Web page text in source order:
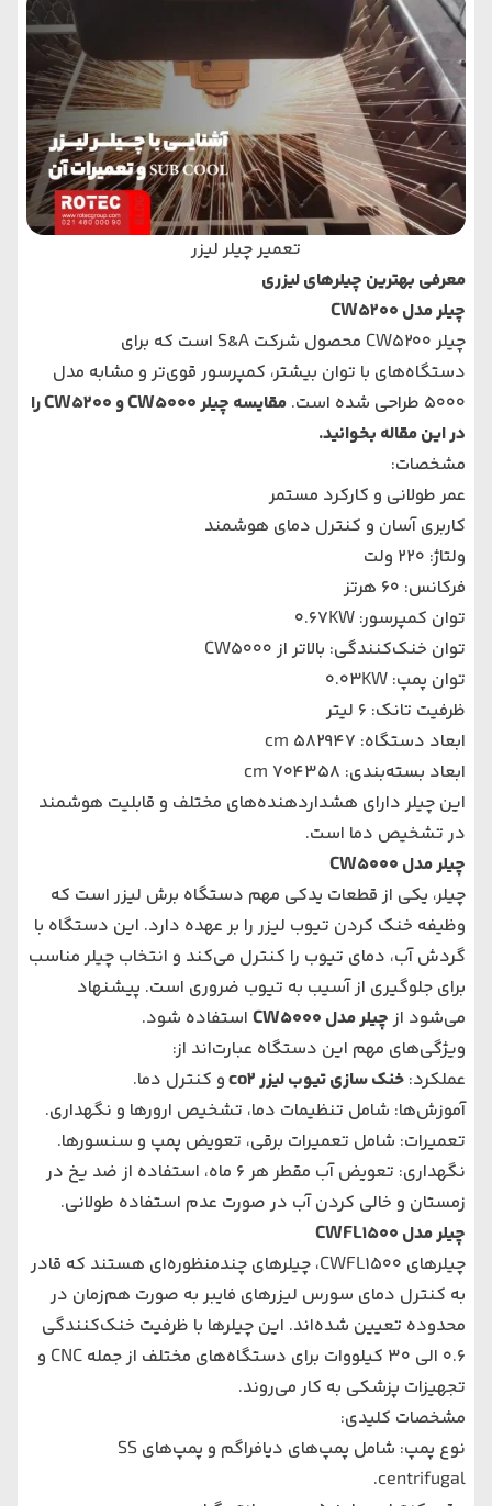
تعمیر چیلر لیزر
معرفی بهترین چیلرهای لیزری
چیلر مدل CW5200
چیلر CW5200 محصول شرکت S&A است که برای
دستگاه‌های با توان بیشتر، کمپرسور قوی‌تر و مشابه مدل
5000 طراحی شده است.
مقایسه چیلر CW5000 و CW5200 را
در این مقاله بخوانید.
مشخصات:
عمر طولانی و کارکرد مستمر
کاربری آسان و کنترل دمای هوشمند
ولتاژ: 220 ولت
فرکانس: 60 هرتز
توان کمپرسور: 0.67KW
توان خنک‌کنندگی: بالاتر از CW5000
توان پمپ: 0.03KW
ظرفیت تانک: 6 لیتر
ابعاد دستگاه: 582947 cm
ابعاد بسته‌بندی: 704358 cm
این چیلر دارای هشداردهنده‌های مختلف و قابلیت هوشمند
در تشخیص دما است.
چیلر مدل CW5000
چیلر، یکی از قطعات یدکی مهم دستگاه برش لیزر است که
وظیفه خنک کردن تیوب لیزر را بر عهده دارد. این دستگاه با
گردش آب، دمای تیوب را کنترل می‌کند و انتخاب چیلر مناسب
برای جلوگیری از آسیب به تیوب ضروری است. پیشنهاد
می‌شود ازچیلر مدل CW5000
استفاده شود.
ویژگی‌های مهم این دستگاه عبارت‌اند از:
عملکرد: خنک‌ سازیتیوب لیزر co2
و کنترل دما.
آموزش‌ها: شامل تنظیمات دما، تشخیص ارورها و نگهداری.
تعمیرات: شامل تعمیرات برقی، تعویض پمپ و سنسورها.
نگهداری: تعویض آب مقطر هر 6 ماه، استفاده از ضد یخ در
زمستان و خالی کردن آب در صورت عدم استفاده طولانی.
چیلر مدل CWFL1500
چیلرهای CWFL1500، چیلرهای چندمنظوره‌ای هستند که قادر
به کنترل دمای سورس لیزرهای فایبر به صورت هم‌زمان در
محدوده تعیین شده‌اند. این چیلرها با ظرفیت خنک‌کنندگی
0.6 الی 30 کیلووات برای دستگاه‌های مختلف از جمله CNC و
تجهیزات پزشکی به کار می‌روند.
مشخصات کلیدی:
نوع پمپ: شامل پمپ‌های دیافراگم و پمپ‌های SS
centrifugal.